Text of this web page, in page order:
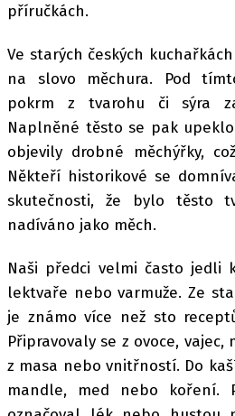
příručkách.
Ve starých českých
na slovo měchura. Pod
pokrm z tvarohu či sýra
Naplněné těsto se pak
objevily drobné měchýřky,
Někteří historikové se
skutečnosti, že bylo těsto
nadíváno jako měch.
Naši předci velmi často jedli
lektvaře nebo varmuže. Ze
je známo více než sto
Připravovaly se z ovoce,
z masa nebo vnitřností. Do
mandle, med nebo koření.